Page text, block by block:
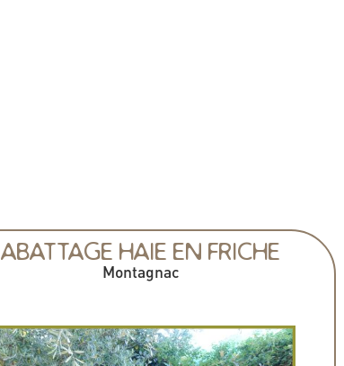
ABATTAGE HAIE EN FRICHE
Montagnac